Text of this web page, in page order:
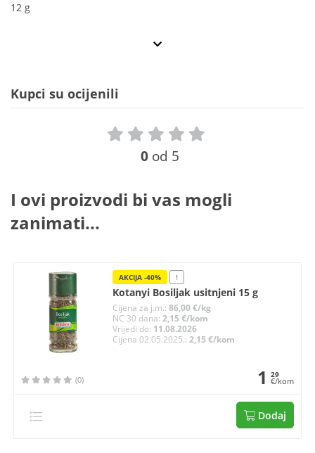
12 g
Kupci su ocijenili
0 od 5
I ovi proizvodi bi vas mogli
zanimati...
AKCIJA -40% !
Kotanyi Bosiljak usitnjeni 15 g
Cijena za j.m.:86,00 €/kg
NC 30 dana:2,15 €/kom
Vrijedi do: 11.08.2026
Cijena 02.05.2025.:2,15 €/kom
(0) 1 29
€/kom
Dodaj